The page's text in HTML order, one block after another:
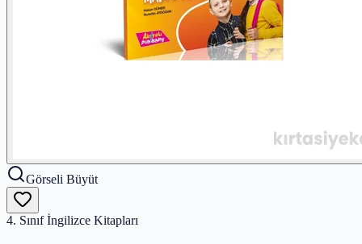
Görseli Büyüt
4. Sınıf İngilizce Kitapları